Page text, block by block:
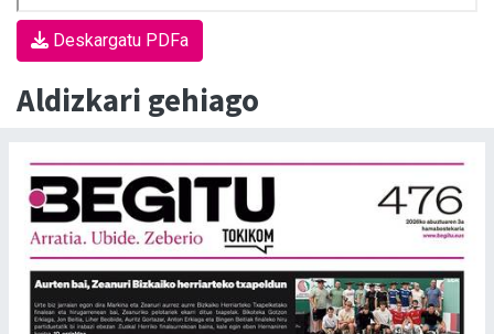
Deskargatu PDFa
Aldizkari gehiago